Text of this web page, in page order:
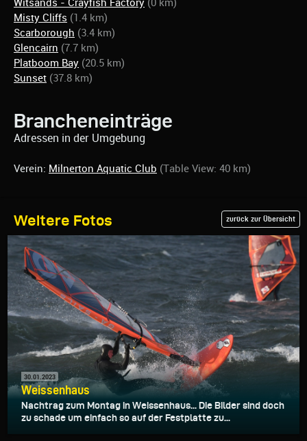
Misty Cliffs (1.4 km)
Scarborough (3.4 km)
Glencairn (7.7 km)
Platboom Bay (20.5 km)
Sunset (37.8 km)
Brancheneinträge
Adressen in der Umgebung
Verein: Milnerton Aquatic Club (Table View: 40 km)
Weitere Fotos zurück zur Übersicht
30.01.2023
Weissenhaus
Nachtrag zum Montag in Weissenhaus... Die Bilder sind doch
zu schade um einfach so auf der Festplatte zu...